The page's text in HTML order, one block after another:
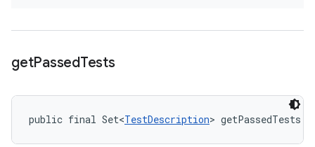
getPassedTests
public final Set<TestDescription> getPassedTests